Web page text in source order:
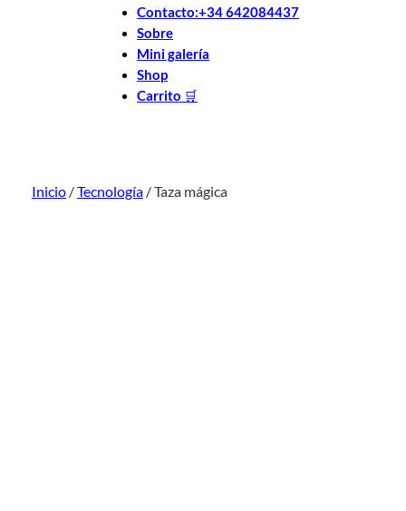
Contacto:+34 642084437
Sobre
Mini galería
Shop
Carrito 🛒
Inicio/Tecnología/ Taza mágica